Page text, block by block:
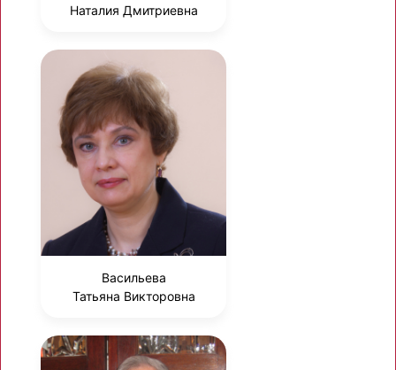
Наталия Дмитриевна
Васильева
Татьяна Викторовна